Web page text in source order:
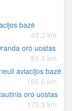
bazė
49.2 km.
oro uostas
89.5 km.
aviacijos bazė
165.0 km.
oro uostas
173.3 km.